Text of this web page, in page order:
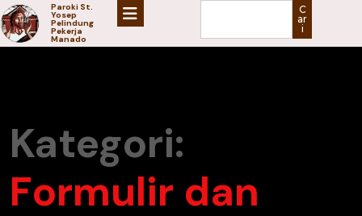
Paroki St.
Yosep
Pelindung
Pekerja
Manado
C
ar
i
Kategori:
Formulir dan